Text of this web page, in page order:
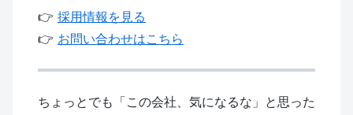
👉 採用情報を見る
👉 お問い合わせはこちら
ちょっとでも「この会社、気になるな」と思った